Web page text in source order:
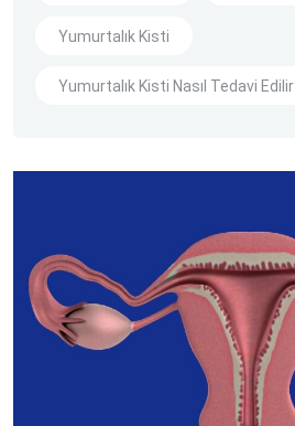
Yumurtalık Kisti
Yumurtalık Kisti Nasıl Tedavi Edilir